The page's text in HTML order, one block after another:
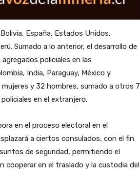
España, Estados Unidos,
Sumado a lo anterior, el desarrollo de
policiales en las
India, Paraguay, México y
y 32 hombres, sumado a otros 7
en el extranjero.
en el proceso electoral en el
a ciertos consulados, con el fin
de seguridad, permitiendo el
en el traslado y la custodia del